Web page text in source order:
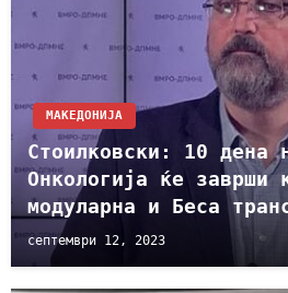
МАКЕДОНИЈА
Стоилковски: 10 дена
Онкологија ќе заврши
модуларна и Беса
септември 12, 2023